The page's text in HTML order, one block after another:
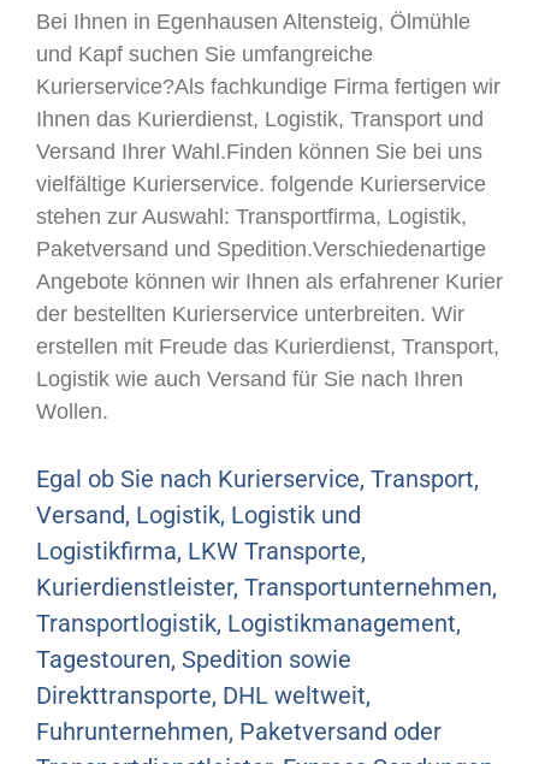
Bei Ihnen in Egenhausen Altensteig, Ölmühle
und Kapf suchen Sie umfangreiche
Kurierservice?Als fachkundige Firma fertigen wir
Ihnen das Kurierdienst, Logistik, Transport und
Versand Ihrer Wahl.Finden können Sie bei uns
vielfältige Kurierservice. folgende Kurierservice
stehen zur Auswahl: Transportfirma, Logistik,
Paketversand und Spedition.Verschiedenartige
Angebote können wir Ihnen als erfahrener Kurier
der bestellten Kurierservice unterbreiten. Wir
erstellen mit Freude das Kurierdienst, Transport,
Logistik wie auch Versand für Sie nach Ihren
Wollen.
Egal ob Sie nach Kurierservice, Transport,
Versand, Logistik, Logistik und
Logistikfirma, LKW Transporte,
Kurierdienstleister, Transportunternehmen,
Transportlogistik, Logistikmanagement,
Tagestouren, Spedition sowie
Direkttransporte, DHL weltweit,
Fuhrunternehmen, Paketversand oder